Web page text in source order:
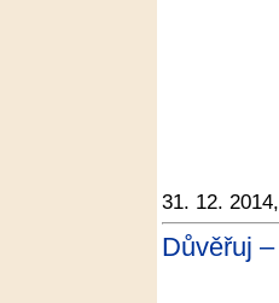
31. 12.
Důvěřuj